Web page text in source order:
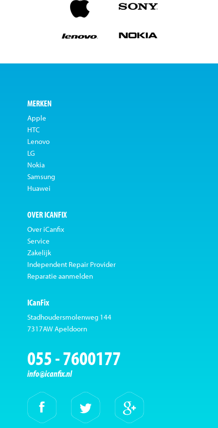
MERKEN
Apple
HTC
Lenovo
LG
Nokia
Samsung
Huawei
OVER ICANFIX
Over iCanfix
Service
Zakelijk
Independent Repair Provider
Reparatie aanmelden
ICanFix
Stadhoudersmolenweg 144
7317AW Apeldoorn
055 - 7600177
info@icanfix.nl